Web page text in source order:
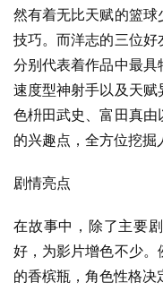
然有着无比天赋的篮
技巧。而洋志的三位
分别代表着作品中最具
速度型神射手以及天赋
色枡田武史、富田真
的兴趣点，全方位挖掘
剧情亮点
在故事中，除了主要
好，为影片增色不少
的香槟瓶，角色性格